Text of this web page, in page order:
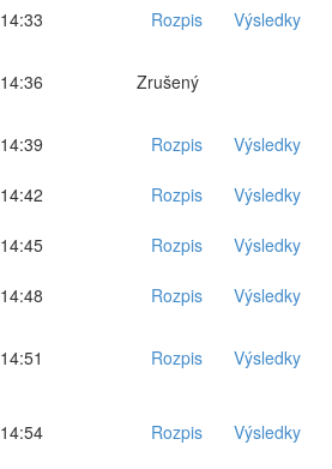
14:33 Rozpis Výsledky
14:36 Zrušený
14:39 Rozpis Výsledky
14:42 Rozpis Výsledky
14:45 Rozpis Výsledky
14:48 Rozpis Výsledky
14:51 Rozpis Výsledky
14:54 Rozpis Výsledky